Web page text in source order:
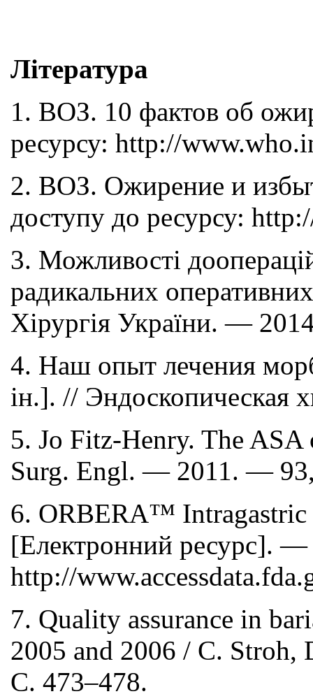
Література
1. ВОЗ. 10 фактов об
ресурсу: http://
2. ВОЗ. Ожирение и
доступу до ресурсу:
3. Можливості
радикальних
Хірургія України. —
4. Наш опыт лечения
ін.]. //
5. Jo Fitz-Henry. The
Surg. Engl. — 2011. —
6. ORBERA™
[Електронний ресурс].
http://
7. Quality assurance in
2005 and 2006 / C.
С. 473–478.